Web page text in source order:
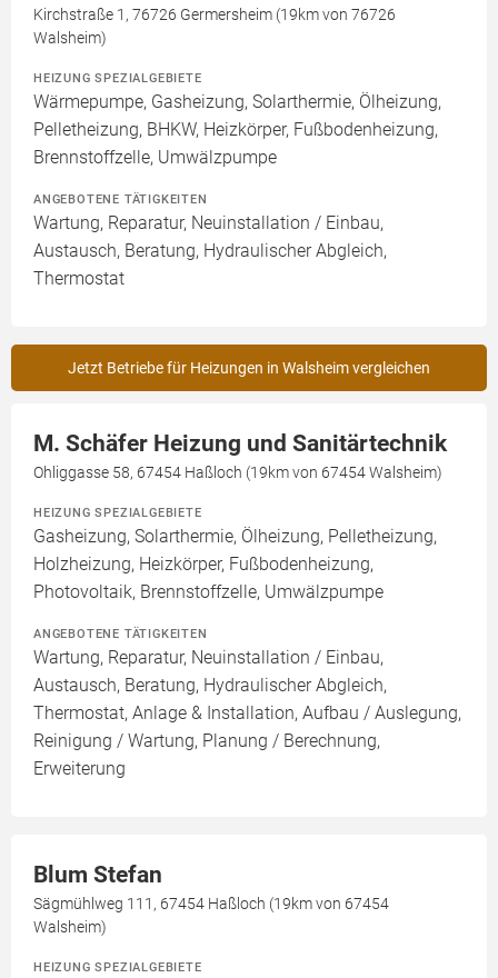
Kirchstraße 1, 76726 Germersheim (19km von 76726
Walsheim)
HEIZUNG SPEZIALGEBIETE
Wärmepumpe, Gasheizung, Solarthermie, Ölheizung,
Pelletheizung, BHKW, Heizkörper, Fußbodenheizung,
Brennstoffzelle, Umwälzpumpe
ANGEBOTENE TÄTIGKEITEN
Wartung, Reparatur, Neuinstallation / Einbau,
Austausch, Beratung, Hydraulischer Abgleich,
Thermostat
Jetzt Betriebe für Heizungen in Walsheim vergleichen
M. Schäfer Heizung und Sanitärtechnik
Ohliggasse 58, 67454 Haßloch (19km von 67454 Walsheim)
HEIZUNG SPEZIALGEBIETE
Gasheizung, Solarthermie, Ölheizung, Pelletheizung,
Holzheizung, Heizkörper, Fußbodenheizung,
Photovoltaik, Brennstoffzelle, Umwälzpumpe
ANGEBOTENE TÄTIGKEITEN
Wartung, Reparatur, Neuinstallation / Einbau,
Austausch, Beratung, Hydraulischer Abgleich,
Thermostat, Anlage & Installation, Aufbau / Auslegung,
Reinigung / Wartung, Planung / Berechnung,
Erweiterung
Blum Stefan
Sägmühlweg 111, 67454 Haßloch (19km von 67454
Walsheim)
HEIZUNG SPEZIALGEBIETE